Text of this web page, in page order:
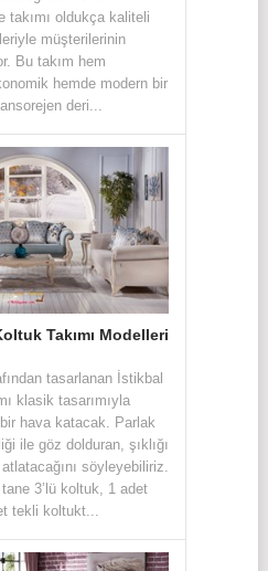
takımı oldukça kaliteli
müşterilerinin
Bu takım hem
hemde modern bir
deri...
Takımı Modelleri
tasarlanan İstikbal
klasik tasarımıyla
hava katacak. Parlak
ile göz dolduran, şıklığı
söyleyebiliriz.
3’lü koltuk, 1 adet
tekli koltukt...